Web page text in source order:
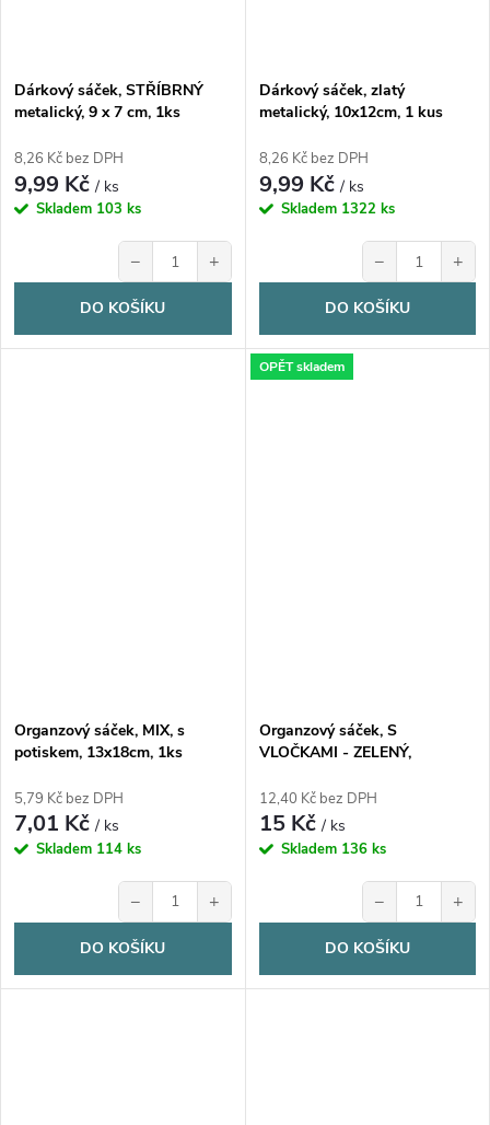
Dárkový sáček, STŘÍBRNÝ
metalický, 9 x 7 cm, 1ks
8,26 Kč bez DPH
9,99 Kč/ ks
Skladem 103 ks
− +
DO KOŠÍKU
Dárkový sáček, zlatý
metalický, 10x12cm, 1 kus
8,26 Kč bez DPH
9,99 Kč/ ks
Skladem 1322 ks
− +
DO KOŠÍKU
Organzový sáček, MIX, s
potiskem, 13x18cm, 1ks
5,79 Kč bez DPH
7,01 Kč/ ks
Skladem 114 ks
− +
DO KOŠÍKU
OPĚT skladem
Organzový sáček, S
VLOČKAMI - ZELENÝ,
12,40 Kč bez DPH
15 Kč/ ks
Skladem 136 ks
− +
DO KOŠÍKU